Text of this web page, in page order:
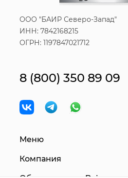
ООО "БАИР Северо-Запад"
ИНН: 7842168215
ОГРН: 1197847021712
8 (800) 350 89 09
Меню
Компания